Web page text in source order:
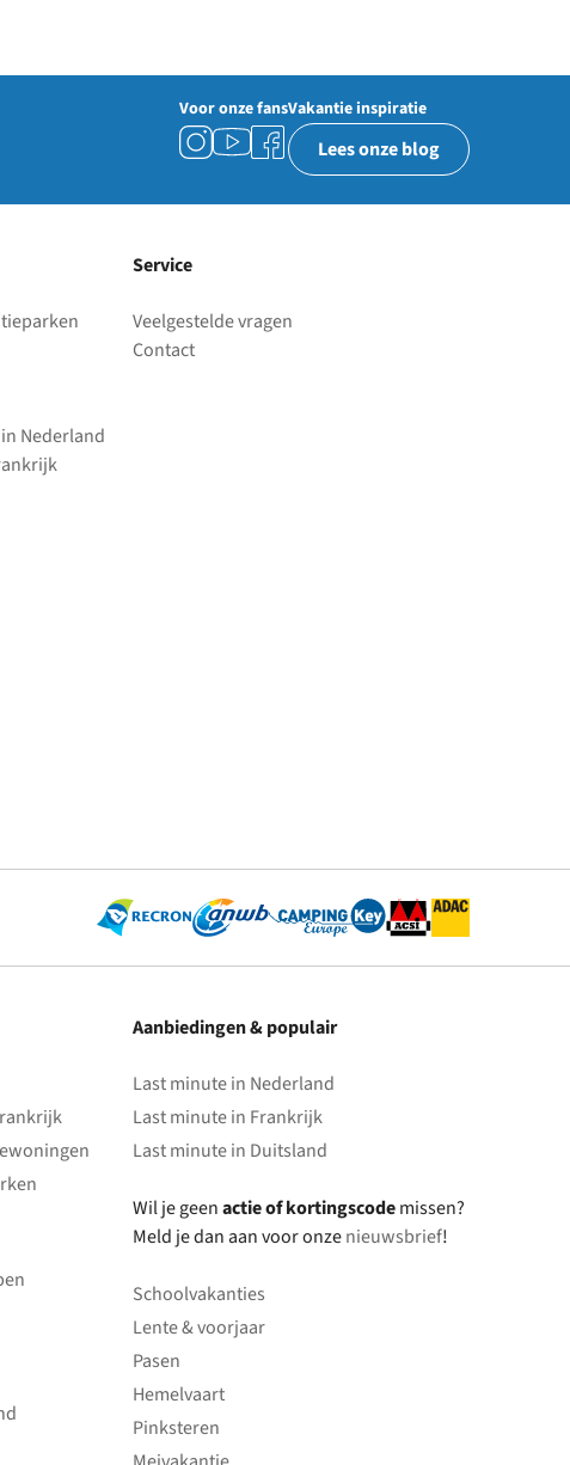
Voor onze fansVakantie inspiratie
Lees onze blog
Nederland
Service
Veelgestelde vragen
Contact
Aanbiedingen & populair
Last minute in Nederland
Last minute in Frankrijk
Last minute in Duitsland
Wil je geenactie of kortingscodemissen?
Meld je dan aan voor onzenieuwsbrief!
Schoolvakanties
Lente & voorjaar
Pasen
Hemelvaart
Pinksteren